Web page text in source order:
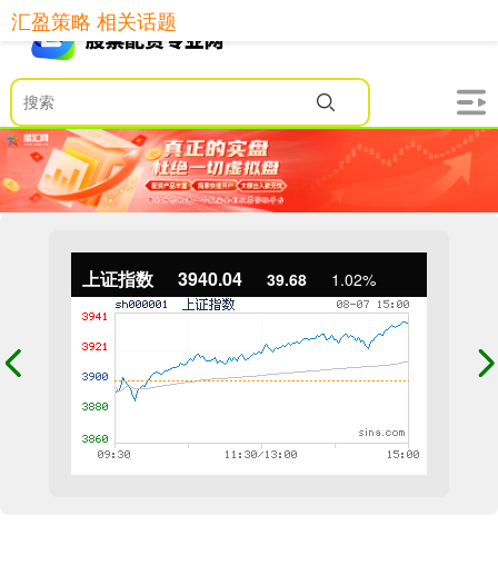
上证指数 3940.04 39.68 1.02%
汇盈策略 相关话题